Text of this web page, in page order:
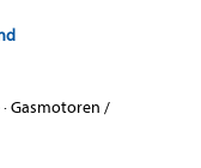
·Gasmotoren /